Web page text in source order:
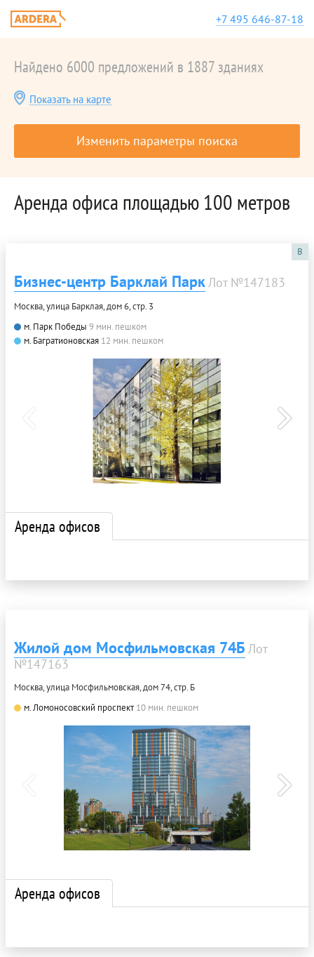
+7 495 646-87-18
Найдено 6000 предложений в 1887 зданиях
Показать на карте
Изменить параметры поиска
Аренда офиса площадью 100 метров
B
Бизнес-центр Барклай ПаркЛот №147183
Москва, улица Барклая, дом 6, стр. 3
м. Парк Победы 9 мин. пешком
м. Багратионовская 12 мин. пешком
Аренда офисов
Жилой дом Мосфильмовская 74Б Лот
№147163
Москва, улица Мосфильмовская, дом 74, стр. Б
м. Ломоносовский проспект 10 мин. пешком
Аренда офисов